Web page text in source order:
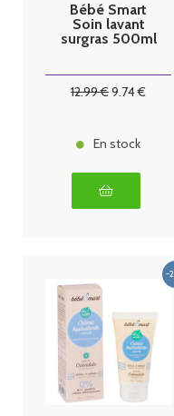
Bébé Smart
Soin lavant
surgras 500ml
12.99€9.74€
En stock